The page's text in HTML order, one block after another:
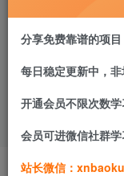
用户协议 免责声
分享免费靠谱的项目
每日稳定更新中，
开通会员不限次数学
会员可进微信社群
站长微信：xnbaoku